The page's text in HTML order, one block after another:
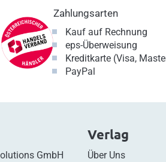
Zahlungsarten
Kauf auf Rechnung
eps-Überweisung
Kreditkarte (Visa,
PayPal
GmbH
Verlag
Über Uns